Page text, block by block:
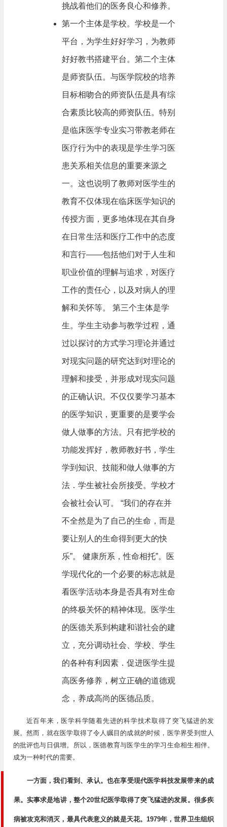
挑战着他们的医务良心和修养。
第一个主体是学校。学校是一个
平台，为学生好好学习，为教师
好好教书搭建平台。第二个主体
是师资队伍。与医学院校的培养
目标相吻合的师资队伍是具有综
合素质比较高的师资队伍。特别
是临床医学专业实习带教老师在
医疗行为中的表现是学生学习医
患关系相关信息的重要来源之
一。这也说明了教师对医学生的
教育不仅体现在临床医学知识的
传授方面，更多地体现在其自身
在日常生活和医疗工作中的态度
和言行——包括他们对于人生和
职业价值的理解与追求，对医疗
工作的责任心，以及对病人的理
解和关怀等。 第三个主体是学
生。学生主动参与教学过程，通
过以探讨的方式学习理论并通过
对现实问题的研究达到对理论的
理解和接受，并形成对现实问题
的正确认识。不仅仅要学习基本
的医学知识，更重要的是要学会
做人做事的方法。只有把学校的
功能发挥好，教师教好书，学生
学到知识、技能和做人做事的方
法．学生被社会所接受。学校才
会被社会认可。 “我们的存在并
不全然是为了自己的生命，而是
要让别人的生命得到更大的快
乐”。 健康所系，性命相托”。医
学现代化的一个必要的标志就是
看医学活动本身是否具有对生命
的终极关怀的精神体现。医学生
的医德关系到构建和谐社会的建
立，充分调动社会、学校、学生
的各种有利因素．促进医学生提
高医务修养，树立正确的道德观
念，养成高尚的医德品质。
近百年来，医学科学随着先进的科学技术取得了突飞猛进的发
展。然而，就在医学取得了令人瞩目的成就的时候，医学界受到世人
的批评也与日俱增。所以，医德教育与医学生的学习生命相生相伴。
成为一种时代的需要。
一方面，我们看到、承认。也在享受现代医学科技发展带来的成
果。实事求是地讲，整个20世纪医学取得了突飞猛进的发展。很多疾
病被攻克和消灭，最具代表意义的就是天花。1979年，世界卫生组织